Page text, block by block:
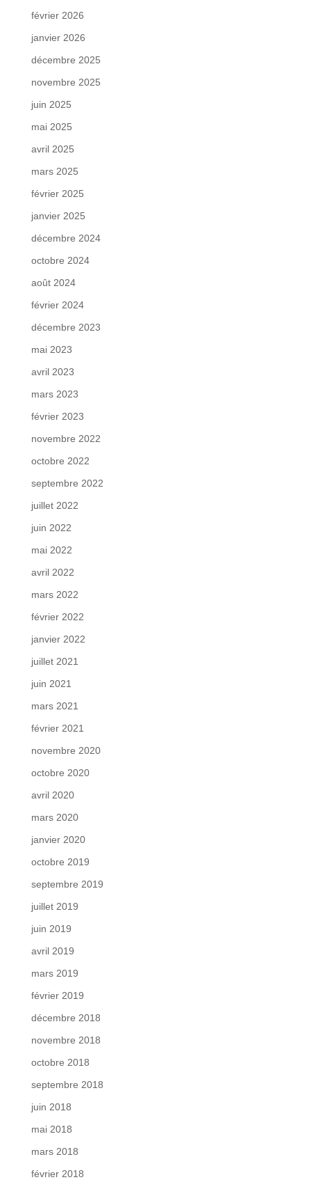
février 2026
janvier 2026
décembre 2025
novembre 2025
juin 2025
mai 2025
avril 2025
mars 2025
février 2025
janvier 2025
décembre 2024
octobre 2024
août 2024
février 2024
décembre 2023
mai 2023
avril 2023
mars 2023
février 2023
novembre 2022
octobre 2022
septembre 2022
juillet 2022
juin 2022
mai 2022
avril 2022
mars 2022
février 2022
janvier 2022
juillet 2021
juin 2021
mars 2021
février 2021
novembre 2020
octobre 2020
avril 2020
mars 2020
janvier 2020
octobre 2019
septembre 2019
juillet 2019
juin 2019
avril 2019
mars 2019
février 2019
décembre 2018
novembre 2018
octobre 2018
septembre 2018
juin 2018
mai 2018
mars 2018
février 2018